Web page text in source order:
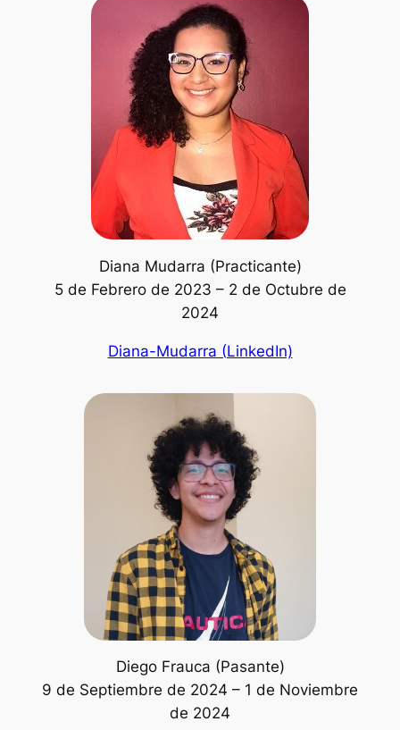
Diana Mudarra (Practicante)
5 de Febrero de 2023 – 2 de Octubre de
2024
Diana-Mudarra (LinkedIn)
Diego Frauca (Pasante)
9 de Septiembre de 2024 – 1 de Noviembre
de 2024